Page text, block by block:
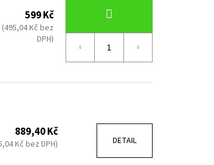
599 Kč
(495,04 Kč bez
DPH)
889,40 Kč
Kč bez DPH) DETAIL